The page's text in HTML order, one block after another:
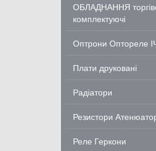
ОБЛАДНАННЯ
комплектуючі
Оптрони Оптореле
Плати друковані
Радіатори
Резистори
Реле Геркони